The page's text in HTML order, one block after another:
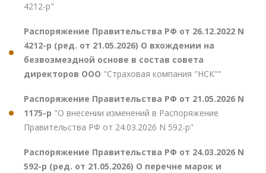
4212-р"
Распоряжение Правительства РФ от 26.12.2022 N
4212-р (ред. от 21.05.2026) О вхождении на
безвозмездной основе в состав совета
директоров ООО "Страховая компания "НСК""
Распоряжение Правительства РФ от 21.05.2026 N
1175-р "О внесении изменений в Распоряжение
Правительства РФ от 24.03.2026 N 592-р"
Распоряжение Правительства РФ от 24.03.2026 N
592-р (ред. от 21.05.2026) О перечне марок и